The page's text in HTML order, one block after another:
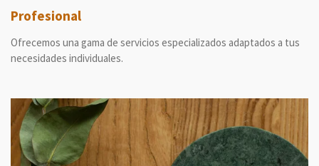
Profesional
Ofrecemos una gama de servicios especializados adaptados a tus
necesidades individuales.